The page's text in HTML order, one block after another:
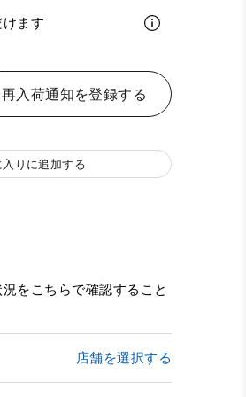
ます
再入荷通知を登録する
入りに追加する
をこちらで確認すること
店舗を選択する